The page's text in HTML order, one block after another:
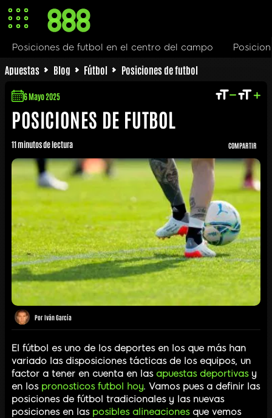
Apuestas Blog Fútbol Posiciones de futbol
POSICIONES DE FUTBOL
6 Mayo 2025
11 minutos de lectura
Por Iván García
COMPARTIR
El fútbol es uno de los deportes en los que más han
variado las disposiciones tácticas de los equipos, un
factor a tener en cuenta en las apuestas deportivasy
en los pronosticos futbol hoy. Vamos pues a definir las
posiciones de fútbol tradicionales y las nuevas
posiciones en las posibles alineacionesque vemos
campo Posiciones de futbol ofensivas Posiciones